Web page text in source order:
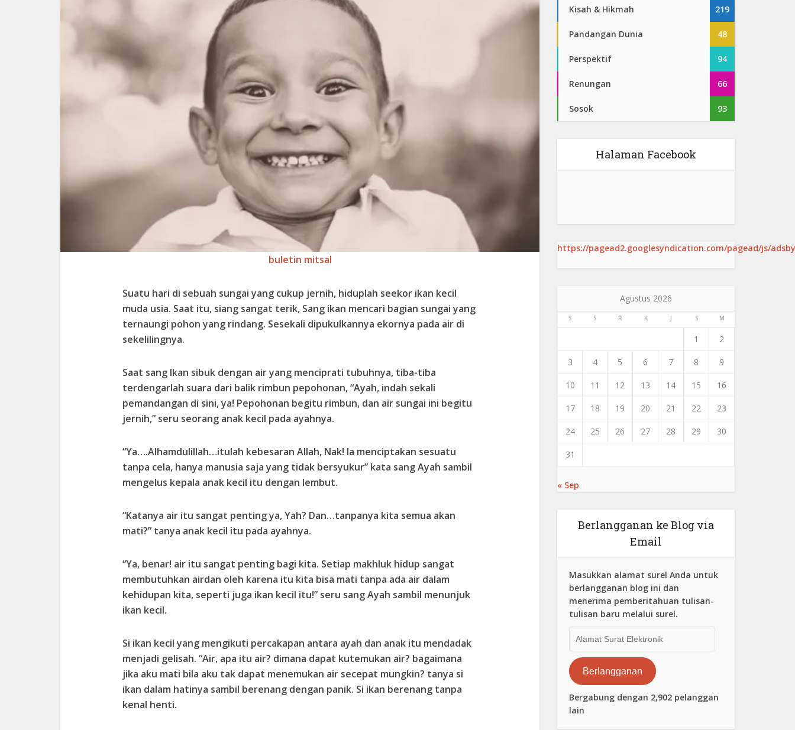
buletin mitsal
Suatu hari di sebuah sungai yang cukup jernih, hiduplah seekor ikan kecil
muda usia. Saat itu, siang sangat terik, Sang ikan mencari bagian sungai yang
ternaungi pohon yang rindang. Sesekali dipukulkannya ekornya pada air di
sekelilingnya.
Saat sang Ikan sibuk dengan air yang menciprati tubuhnya, tiba-tiba
terdengarlah suara dari balik rimbun pepohonan, “Ayah, indah sekali
pemandangan di sini, ya! Pepohonan begitu rimbun, dan air sungai ini begitu
jernih,” seru seorang anak kecil pada ayahnya.
“Ya….Alhamdulillah…itulah kebesaran Allah, Nak! Ia menciptakan sesuatu
tanpa cela, hanya manusia saja yang tidak bersyukur” kata sang Ayah sambil
mengelus kepala anak kecil itu dengan lembut.
“Katanya air itu sangat penting ya, Yah? Dan…tanpanya kita semua akan
mati?” tanya anak kecil itu pada ayahnya.
“Ya, benar! air itu sangat penting bagi kita. Setiap makhluk hidup sangat
membutuhkan airdan oleh karena itu kita bisa mati tanpa ada air dalam
kehidupan kita, seperti juga ikan kecil itu!” seru sang Ayah sambil menunjuk
ikan kecil.
Si ikan kecil yang mengikuti percakapan antara ayah dan anak itu mendadak
menjadi gelisah. “Air, apa itu air? dimana dapat kutemukan air? bagaimana
jika aku mati bila aku tak dapat menemukan air secepat mungkin? tanya si
ikan dalam hatinya sambil berenang dengan panik. Si ikan berenang tanpa
kenal henti.
Kisah & Hikmah 219
Pandangan Dunia 48
Perspektif 94
Renungan 66
Sosok 93
Halaman Facebook
https://pagead2.googlesyndication.com/pagead/js/
Agustus 2026
S S R K J S M
1 2
3 4 5 6 7 8 9
10 11 12 13 14 15 16
17 18 19 20 21 22 23
24 25 26 27 28 29 30
31
« Sep
Berlangganan ke Blog via
Email
Masukkan alamat surel Anda untuk
berlangganan blog ini dan
menerima pemberitahuan tulisan-
tulisan baru melalui surel.
Surat
Elektronik
Berlangganan
Bergabung dengan 2,902 pelanggan
lain